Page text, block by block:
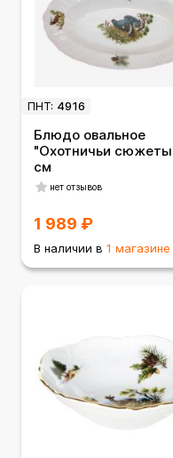
ПНТ: 4916
Блюдо овальное
"Охотничьи
см
нет отзывов
1 989 ₽
В наличии в 1 магазине